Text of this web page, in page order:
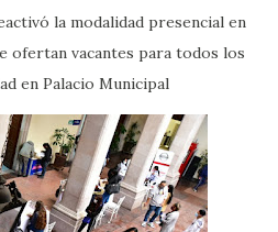
la modalidad presencial en
ofertan vacantes para todos los
en Palacio Municipal